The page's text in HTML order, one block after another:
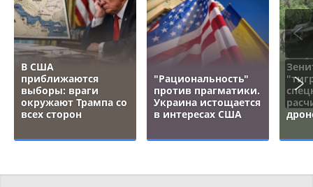
В США
приближаются
выборы: враги
окружают Трампа со
всех сторон
"Рациональность"
против прагматики.
Украина истощается
в интересах США